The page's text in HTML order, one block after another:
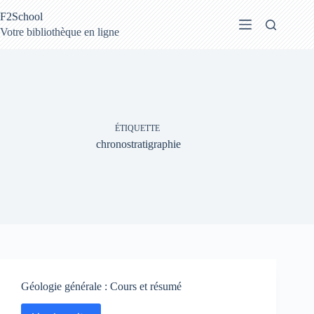
au
contenu
F2School
Votre bibliothèque en ligne
ÉTIQUETTE
chronostratigraphie
Géologie générale : Cours et résumé